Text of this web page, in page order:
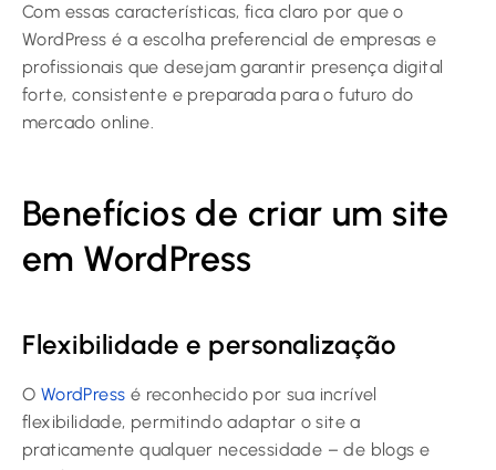
Com essas características, fica claro por que o
WordPress é a escolha preferencial de empresas e
profissionais que desejam garantir presença digital
forte, consistente e preparada para o futuro do
mercado online.
Benefícios de criar um site
em WordPress
Flexibilidade e personalização
O WordPress é reconhecido por sua incrível
flexibilidade, permitindo adaptar o site a
praticamente qualquer necessidade – de blogs e